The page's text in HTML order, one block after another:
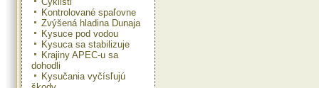
Kontrolované spaľovne
Zvýšená hladina Dunaja
Kysuce pod vodou
Kysuca sa stabilizuje
Krajiny APEC-u sa
dohodli
Kysučania vyčísľujú